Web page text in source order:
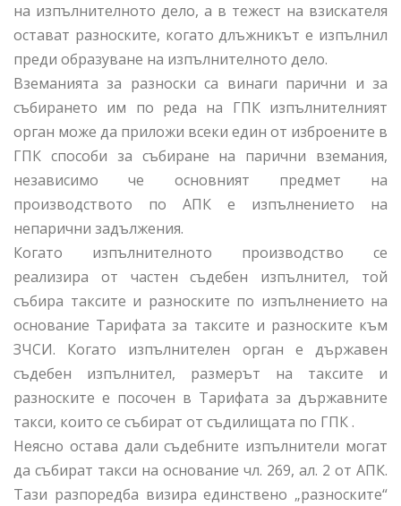
на изпълнителното дело, а в тежест на взискателя
остават разноските, когато длъжникът е изпълнил
преди образуване на изпълнителното дело.
Вземанията за разноски са винаги парични и за
събирането им по реда на ГПК изпълнителният
орган може да приложи всеки един от изброените в
ГПК способи за събиране на парични вземания,
независимо че основният предмет на
производството по АПК е изпълнението на
непарични задължения.
Когато изпълнителното производство се
реализира от частен съдебен изпълнител, той
събира таксите и разноските по изпълнението на
основание Тарифата за таксите и разноските към
ЗЧСИ. Когато изпълнителен орган е държавен
съдебен изпълнител, размерът на таксите и
разноските е посочен в Тарифата за държавните
такси, които се събират от съдилищата по ГПК .
Неясно остава дали съдебните изпълнители могат
да събират такси на основание чл. 269, ал. 2 от АПК.
Тази разпоредба визира единствено „разноските“